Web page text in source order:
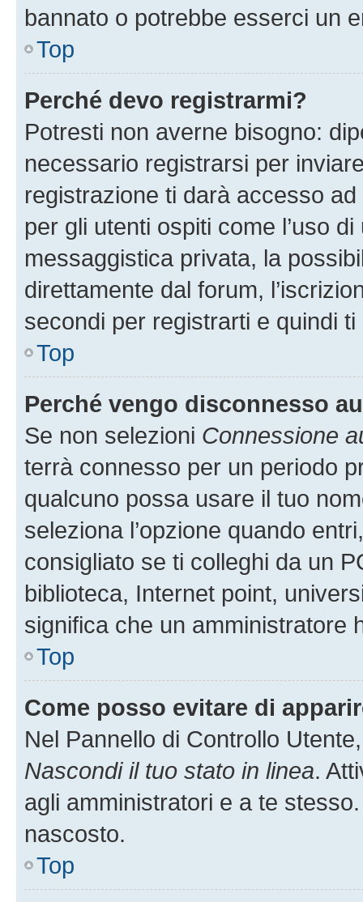
bannato o potrebbe esserci un
Top
Perché devo registrarmi?
Potresti non averne bisogno:
necessario registrarsi per
registrazione ti darà accesso
per gli utenti ospiti come l’uso
messaggistica privata, la
direttamente dal forum,
secondi per registrarti e quindi
Top
Perché vengo disconnesso
Se non selezioni Connessione
terrà connesso per un periodo
qualcuno possa usare il tuo
seleziona l’opzione quando
consigliato se ti colleghi da un
biblioteca, Internet point,
significa che un amministratore
Top
Come posso evitare di
Nel Pannello di Controllo
Nascondi il tuo stato in linea.
agli amministratori e a te
nascosto.
Top